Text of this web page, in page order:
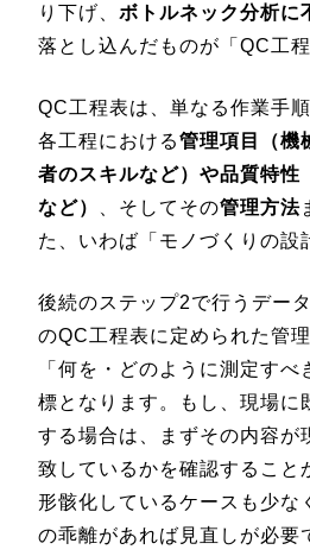
り下げ、 ボトルネック分析に
落とし込んだものが「QC工程
QC工程表は、単なる作業手
各工程における管理項目（機
者のスキルなど）や品質特性
など）
、そしてその管理方法
た、いわば「モノづくりの設
後続のステップ2で行うデー
のQC工程表に定められた管
「何を・どのように測定す
標となります。もし、現場に
する場合は、まずその内容が
致しているかを確認すること
形骸化しているケースも少な
の乖離があれば見直しが必要